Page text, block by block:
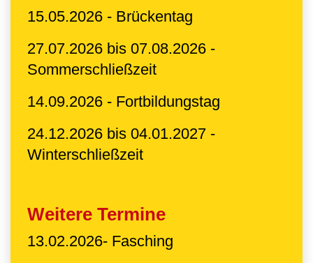
15.05.2026 - Brückentag
27.07.2026 bis 07.08.2026 -
Sommerschließzeit
14.09.2026 - Fortbildungstag
24.12.2026 bis 04.01.2027 -
Winterschließzeit
Weitere Termine
13.02.2026- Fasching